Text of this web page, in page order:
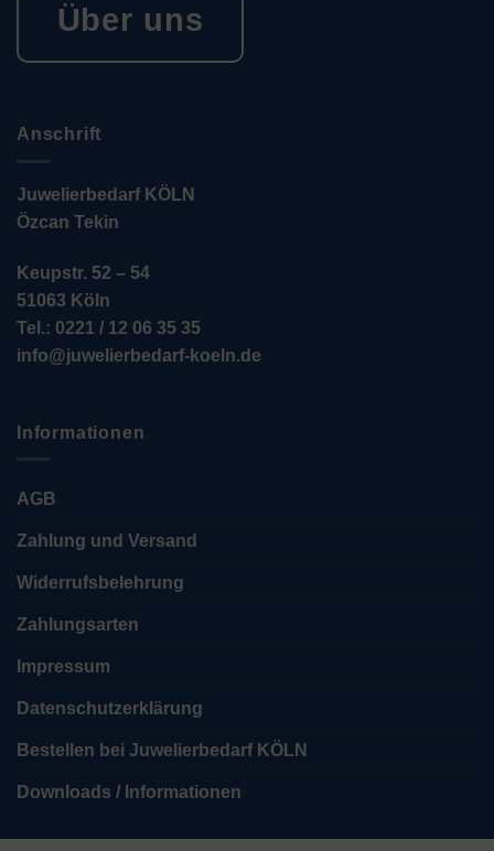
Über uns
Anschrift
Juwelierbedarf KÖLN
Özcan Tekin
Keupstr. 52 – 54
51063 Köln
Tel.: 0221 / 12 06 35 35
info@juwelierbedarf-koeln.de
Informationen
AGB
Zahlung und Versand
Widerrufsbelehrung
Zahlungsarten
Impressum
Datenschutzerklärung
Bestellen bei Juwelierbedarf KÖLN
Downloads / Informationen